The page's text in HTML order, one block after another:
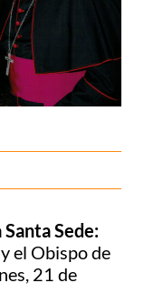
Sede:
el Obispo de
21 de